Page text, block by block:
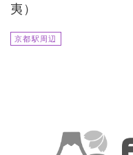
夷）
京都駅周辺